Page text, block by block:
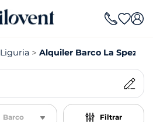
Liguria Alquiler Barco La Spezia
Barco Filtrar